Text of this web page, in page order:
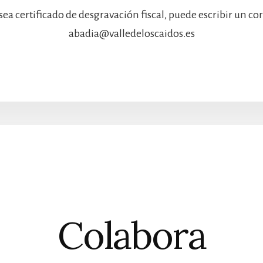
certificado de desgravación fiscal, puede escribir un
abadia@valledeloscaidos.es
Colabora